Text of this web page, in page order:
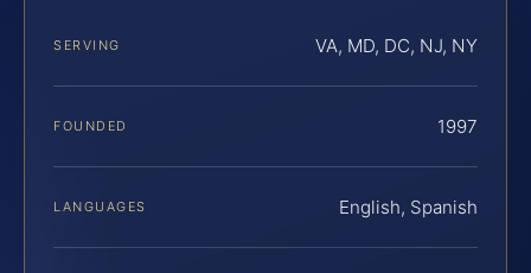
SERVING VA, MD, DC, NJ, NY
FOUNDED 1997
LANGUAGES English, Spanish